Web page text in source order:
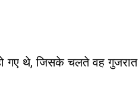
गए थे, जिसके चलते वह